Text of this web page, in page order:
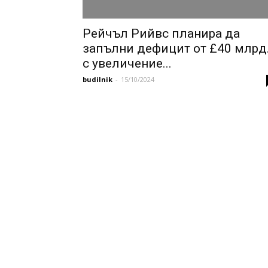
Рейчъл Рийвс планира да
запълни дефицит от £40
с увеличение...
budilnik - 15/10/2024